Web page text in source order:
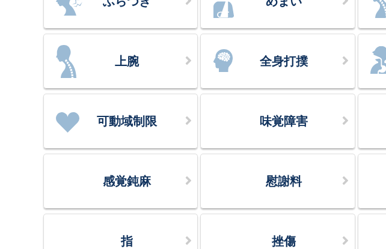
上腕 全身打撲
可動域制限 味覚障害
感覚鈍麻 慰謝料
指 挫傷